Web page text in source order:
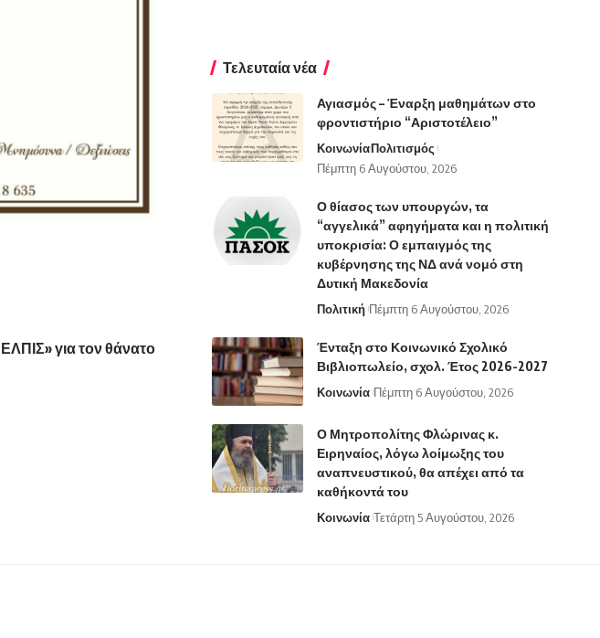
για τον θάνατο
Τελευταία νέα
Αγιασμός – Έναρξη μαθημάτων στο
φροντιστήριο “Αριστοτέλειο”
ΚοινωνίαΠολιτισμός
Πέμπτη 6 Αυγούστου, 2026
Ο θίασος των υπουργών, τα
“αγγελικά” αφηγήματα και η πολιτική
υποκρισία: Ο εμπαιγμός της
κυβέρνησης της ΝΔ ανά νομό στη
Δυτική Μακεδονία
Πολιτική Πέμπτη 6 Αυγούστου, 2026
Ένταξη στο Κοινωνικό Σχολικό
Βιβλιοπωλείο, σχολ. Έτος 2026-2027
Κοινωνία Πέμπτη 6 Αυγούστου, 2026
Ο Μητροπολίτης Φλώρινας κ.
Ειρηναίος, λόγω λοίμωξης του
αναπνευστικού, θα απέχει από τα
καθήκοντά του
Κοινωνία Τετάρτη 5 Αυγούστου, 2026